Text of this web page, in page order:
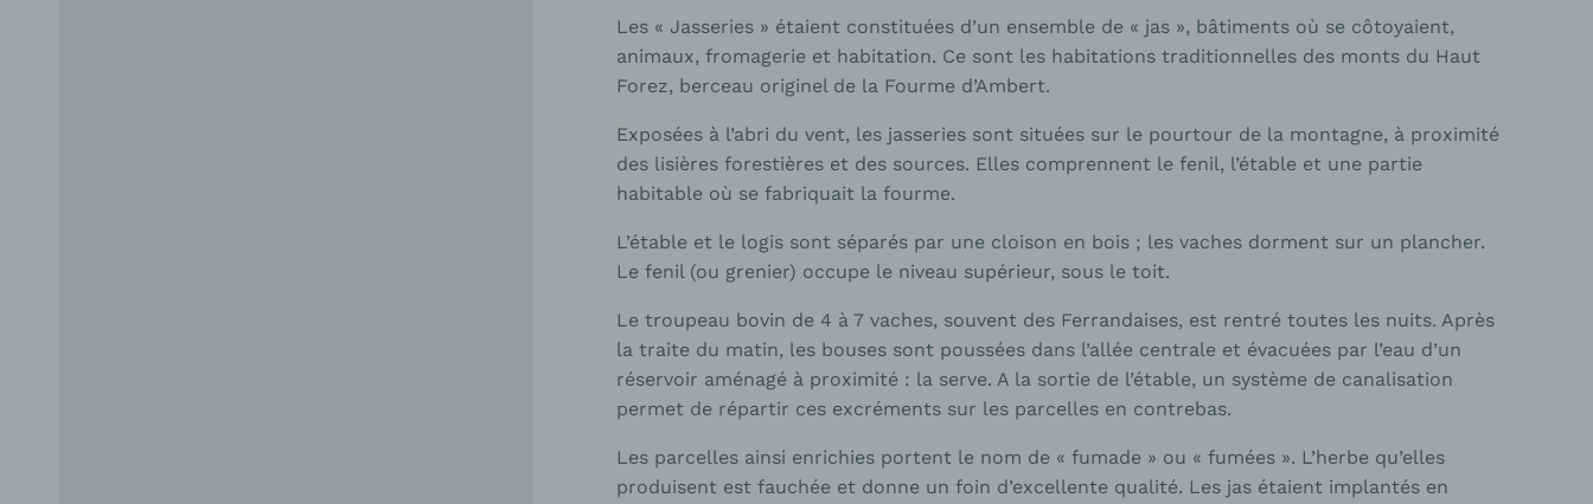
Les « Jasseries » étaient constituées d’un ensemble de « jas », bâtiments où se côtoyaient,
animaux, fromagerie et habitation. Ce sont les habitations traditionnelles des monts du Haut
Forez, berceau originel de la Fourme d’Ambert.
Exposées à l’abri du vent, les jasseries sont situées sur le pourtour de la montagne, à proximité
des lisières forestières et des sources. Elles comprennent le fenil, l’étable et une partie
habitable où se fabriquait la fourme.
L’étable et le logis sont séparés par une cloison en bois ; les vaches dorment sur un plancher.
Le fenil (ou grenier) occupe le niveau supérieur, sous le toit.
Le troupeau bovin de 4 à 7 vaches, souvent des Ferrandaises, est rentré toutes les nuits. Après
la traite du matin, les bouses sont poussées dans l’allée centrale et évacuées par l’eau d’un
réservoir aménagé à proximité : la serve. A la sortie de l’étable, un système de canalisation
permet de répartir ces excréments sur les parcelles en contrebas.
Les parcelles ainsi enrichies portent le nom de « fumade » ou « fumées ». L’herbe qu’elles
produisent est fauchée et donne un foin d’excellente qualité. Les jas étaient implantés en